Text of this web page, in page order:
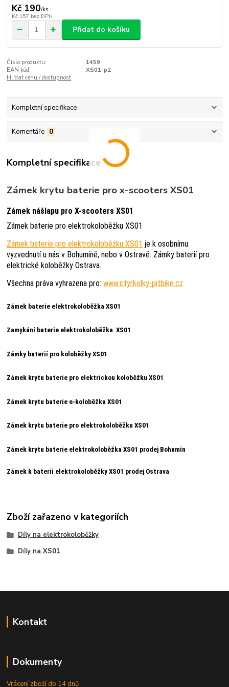
Kč 190/ks
Kč 157 bez DPH
Přidat do košíku
Číslo produktu:
1459
EAN kód:
XS01-p2
Hlídat cenu / dostupnost
Kompletní specifikace
Komentáře 0
Kompletní specifikace
Zámek krytu baterie pro x-scooters XS01
Zámek nášlapu pro X-scooters XS01
Zámek baterie pro elektrokoloběžku XS01
Zámek baterie pro elektrokoloběžku XS01 je k osobnímu
vyzvednutí u nás v Bohumíně, nebo v Ostravě. Zámky baterií pro
elektrické koloběžky Ostrava.
Všechna práva vyhrazena pro:www.ctyrkolky-pitbike.cz
Zámek baterie elektrokoloběžka XS01
Zamykání baterie elektrokoloběžka XS01
Zámky baterií pro koloběžky XS01
Zámek krytu baterie pro elektrickou koloběžku XS01
Zámek krytu baterie e-koloběžka XS01
Zámek krytu baterie pro elektrokoloběžku XS01
Zámek krytu baterie elektrokoloběžka XS01 prodej Bohumín
Zámek k baterii elektrokoloběžky XS01 prodej Ostrava
Zboží zařazeno v kategoriích
Díly na elektrokoloběžky
Díly na XS01
Kontakt
Dokumenty
Vrácení zboží do 14 dnů